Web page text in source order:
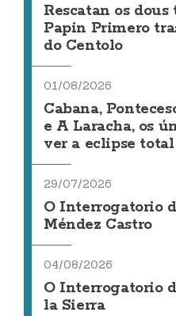
Rescatan os
Papin Primero
do Centolo
01/08/2026
Cabana,
e A Laracha, os
ver a eclipse
29/07/2026
O Interrogatorio
Méndez Castro
04/08/2026
O Interrogatorio
la Sierra